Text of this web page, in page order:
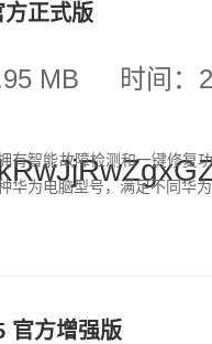
正式版
MB
时间：
有智能故障检测和一键修复
华为电脑型号，满足不同华
官方增强版